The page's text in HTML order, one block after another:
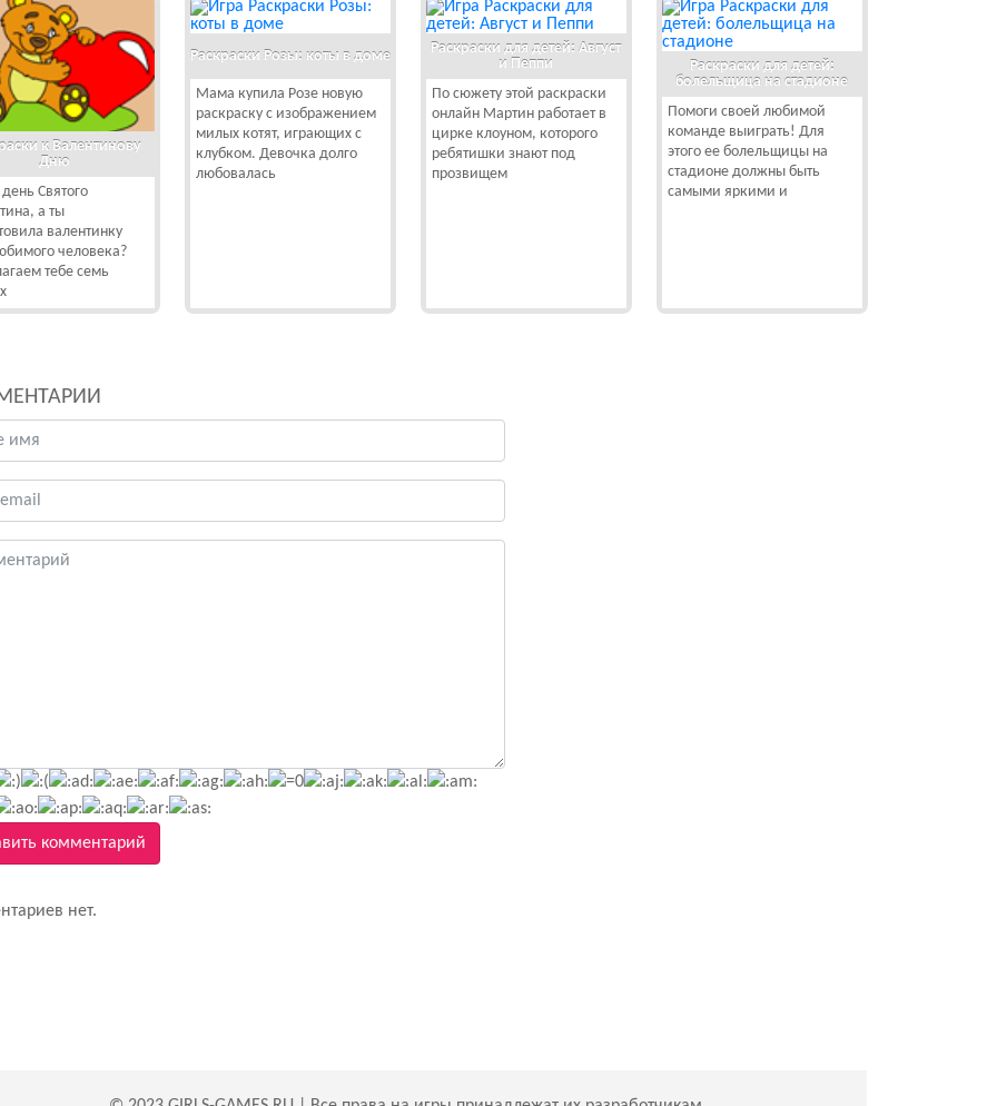
к Валентинову
Дню
Святого
а ты
валентинку
человека?
тебе семь
Раскраски Розы: коты в доме
Мама купила Розе новую
раскраску с изображением
милых котят, играющих с
клубком. Девочка долго
любовалась
Раскраски для детей: Август
и Пеппи
По сюжету этой раскраски
онлайн Мартин работает в
цирке клоуном, которого
ребятишки знают под
прозвищем
Раскраски для детей:
болельщица на стадионе
Помоги своей любимой
команде выиграть! Для
этого ее болельщицы на
стадионе должны быть
самыми яркими и
комментарий
нет.